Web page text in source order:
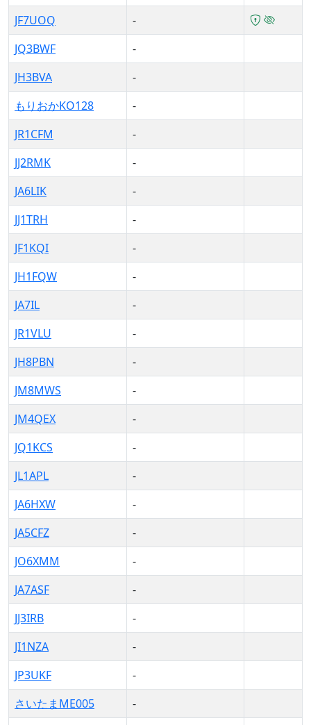
JF7UOQ
-
JQ3BWF
-
JH3BVA
-
もりおかKO128
-
JR1CFM
-
JJ2RMK
-
JA6LIK
-
JJ1TRH
-
JF1KQI
-
JH1FQW
-
JA7IL
-
JR1VLU
-
JH8PBN
-
JM8MWS
-
JM4QEX
-
JQ1KCS
-
JL1APL
-
JA6HXW
-
JA5CFZ
-
JO6XMM
-
JA7ASF
-
JJ3IRB
-
JI1NZA
-
JP3UKF
-
さいたまME005
-